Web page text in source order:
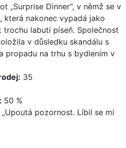
„Surprise Dinner“, v němž se v
která nakonec vypadá jako
labutí píseň. Společnost
v důsledku skandálu s
propadu na trhu s bydlením v
35
50 %
„Upoutá pozornost. Líbil se mi